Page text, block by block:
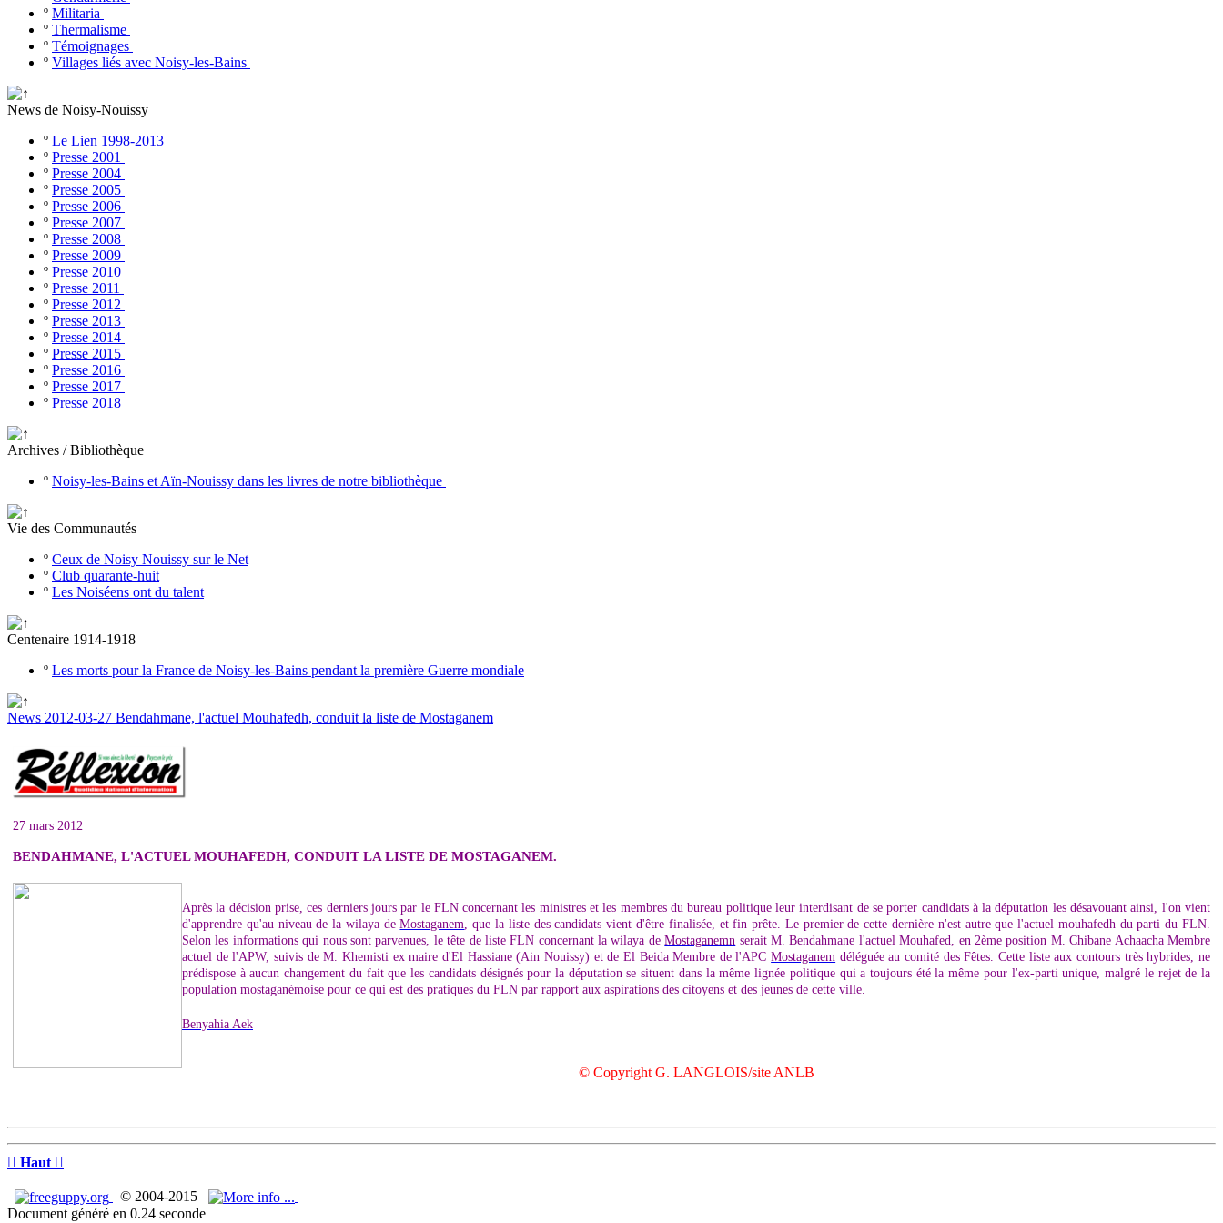
º Militaria
º Thermalisme
º Témoignages
º Villages liés avec Noisy-les-Bains
News de Noisy-Nouissy
º Le Lien 1998-2013
º Presse 2001
º Presse 2004
º Presse 2005
º Presse 2006
º Presse 2007
º Presse 2008
º Presse 2009
º Presse 2010
º Presse 2011
º Presse 2012
º Presse 2013
º Presse 2014
º Presse 2015
º Presse 2016
º Presse 2017
º Presse 2018
Archives / Bibliothèque
º Noisy-les-Bains et Aïn-Nouissy dans les livres de notre bibliothèque
Vie des Communautés
º Ceux de Noisy Nouissy sur le Net
º Club quarante-huit
º Les Noiséens ont du talent
Centenaire 1914-1918
º Les morts pour la France de Noisy-les-Bains pendant la première Guerre mondiale
News 2012-03-27 Bendahmane, l'actuel Mouhafedh, conduit la liste de Mostaganem
27 mars 2012
BENDAHMANE, L'ACTUEL MOUHAFEDH, CONDUIT LA LISTE DE MOSTAGANEM.
Après la décision prise, ces derniers jours par le FLN concernant les ministres et les membres du bureau politique leur interdisant de se porter candidats à la députation les désavouant ainsi, l'on vient
d'apprendre qu'au niveau de la wilaya deMostaganem, que la liste des candidats vient d'être finalisée, et fin prête. Le premier de cette dernière n'est autre que l'actuel mouhafedh du parti du FLN.
Selon les informations qui nous sont parvenues, le tête de liste FLN concernant la wilaya deMostaganemn serait M. Bendahmane l'actuel Mouhafed, en 2ème position M. Chibane Achaacha Membre
actuel de l'APW, suivis de M. Khemisti ex maire d'El Hassiane (Ain Nouissy) et de El Beida Membre de l'APCMostaganem déléguée au comité des Fêtes. Cette liste aux contours très hybrides, ne
prédispose à aucun changement du fait que les candidats désignés pour la députation se situent dans la même lignée politique qui a toujours été la même pour l'ex-parti unique, malgré le rejet de la
population mostaganémoise pour ce qui est des pratiques du FLN par rapport aux aspirations des citoyens et des jeunes de cette ville.
Benyahia Aek
© Copyright G. LANGLOIS/site ANLB
 Haut 
© 2004-2015
Document généré en 0.24 seconde